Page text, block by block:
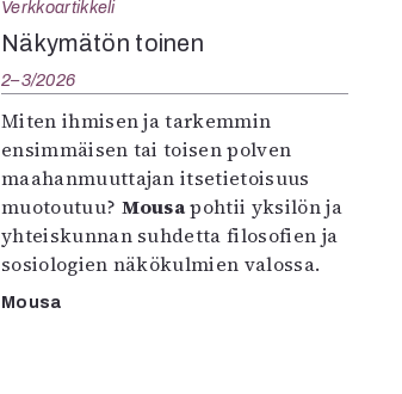
Verkkoartikkeli
Näkymätön toinen
2–3/2026
Miten ihmisen ja tarkemmin
ensimmäisen tai toisen polven
maahanmuuttajan itsetietoisuus
muotoutuu? Mousapohtii yksilön ja
yhteiskunnan suhdetta filosofien ja
sosiologien näkökulmien valossa.
Mousa